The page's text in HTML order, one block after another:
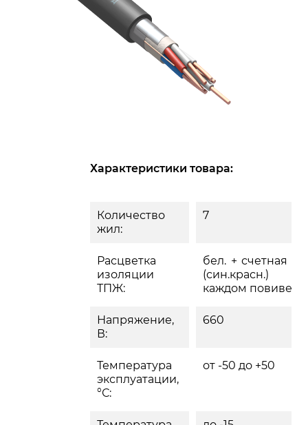
Характеристики товара:
Количество
жил:
7
Расцветка
изоляции
ТПЖ:
бел. + счетная
(син.красн.)
каждом повиве
Напряжение,
В:
660
Температура
эксплуатации,
°С:
от -50 до +50